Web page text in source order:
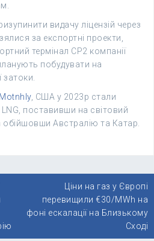
видачу ліцензій через
за експортні проекти,
термінал CP2 компанії
побудувати на
, США у 2023р стали
поставивши на світовий
Австралію та Катар.
Ціни на газ у Європі
перевищили €30/MWh на
фоні ескалації на Близькому
Сході